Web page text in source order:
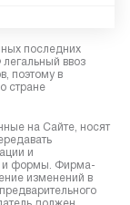
последних
ввоз
поэтому в
стране
на Сайте, носят
и
и формы. Фирма-
изменений в